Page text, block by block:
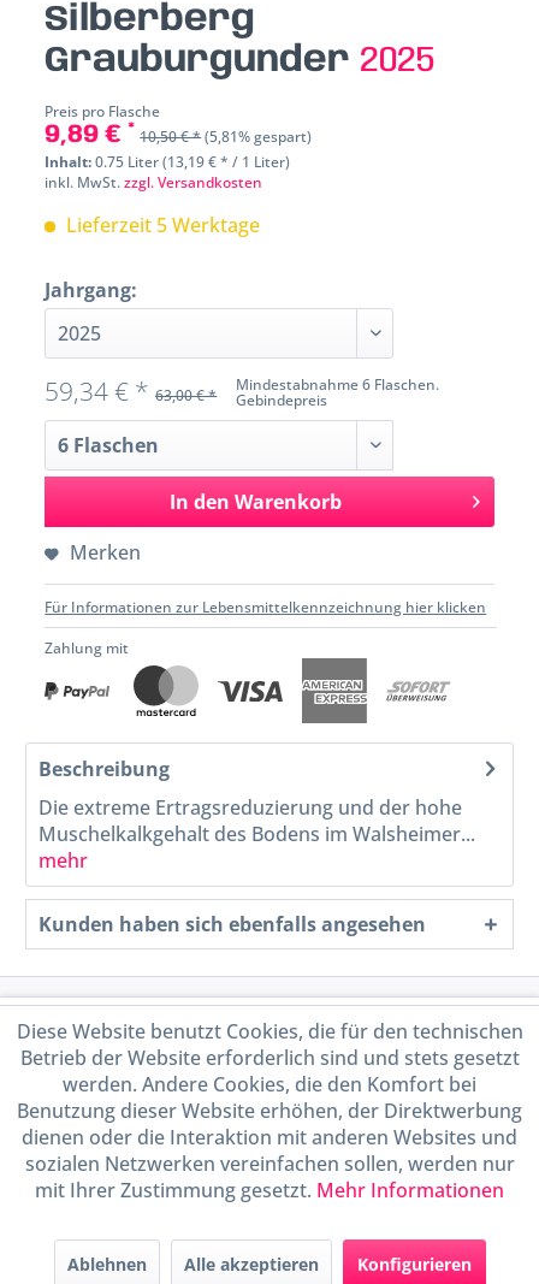
Silberberg
Grauburgunder 2025
Preis pro Flasche
9,89 € * 10,50 € *(5,81% gespart)
Inhalt:0.75 Liter (13,19 € * / 1 Liter)
inkl. MwSt.zzgl. Versandkosten
Lieferzeit 5 Werktage
Jahrgang:
Mindestabnahme 6 Flaschen.
Gebindepreis
59,34 € * 63,00 € *
In den Warenkorb
Merken
Für Informationen zur Lebensmittelkennzeichnung hier klicken
Zahlung mit
Beschreibung
Die extreme Ertragsreduzierung und der hohe
Muschelkalkgehalt des Bodens im Walsheimer...
mehr
Kunden haben sich ebenfalls angesehen
Service Hotline
Shop Service
Informationen
Handel mit BIO-Weinen
durch DE-ÖKO-009
Diese Website benutzt Cookies, die für den technischen
Betrieb der Website erforderlich sind und stets gesetzt
werden. Andere Cookies, die den Komfort bei
Benutzung dieser Website erhöhen, der Direktwerbung
dienen oder die Interaktion mit anderen Websites und
sozialen Netzwerken vereinfachen sollen, werden nur
mit Ihrer Zustimmung gesetzt. Mehr Informationen
Ablehnen Alle akzeptieren Konfigurieren